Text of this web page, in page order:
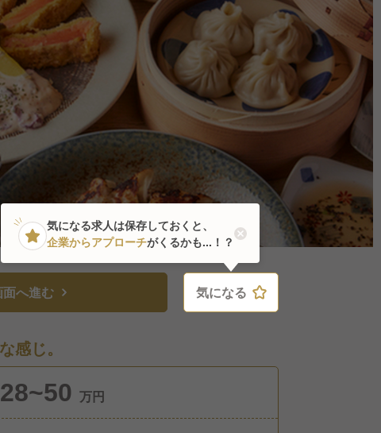
へ進む 気になる
感じ。
28~50 万円
気になる
気になる求人は保存しておくと、
企業からアプローチがくるかも...！？